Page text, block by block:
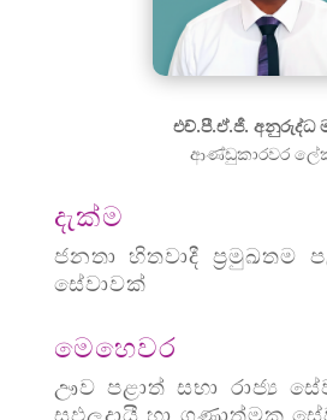
එච්.පී.ඒ.ජී. අනුරුද්ධ
ආණ්ඩුකාරවර
දැක්ම
ජනතා හිතවාදී ප්‍රමුඛතම
සේවාවක්
මෙහෙවර
ඌව පළාත් සභා රාජ්‍ය